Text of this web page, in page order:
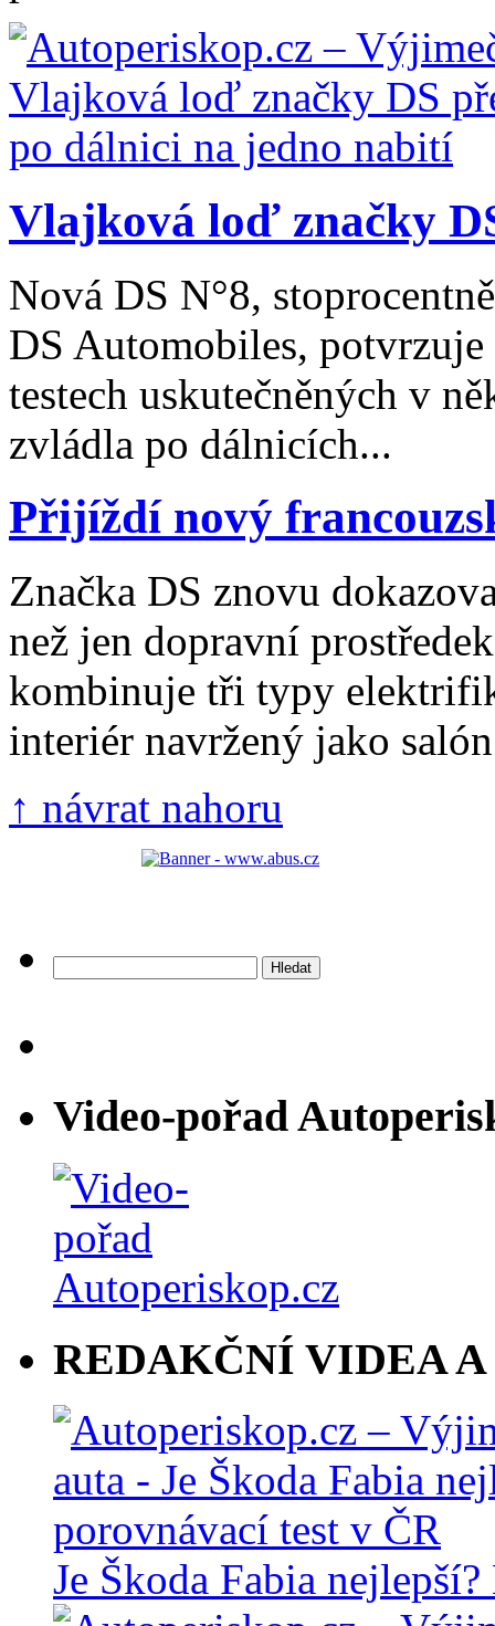
Vlajková loď značky
Nová DS N°8,
DS Automobiles,
testech uskutečněných v
zvládla po dálnicích...
Přijíždí nový
Značka DS znovu
než jen dopravní
kombinuje tři typy
interiér navržený jako
↑ návrat nahoru
Video-pořad
REDAKČNÍ VIDEA A
Je Škoda Fabia